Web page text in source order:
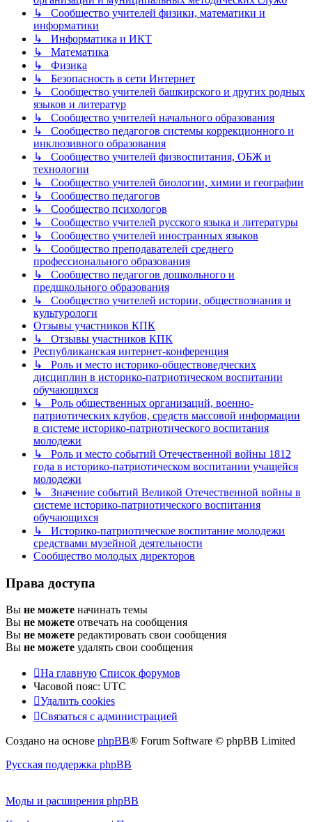
↳ Сообщество учителей физики, математики и
информатики
↳ Информатика и ИКТ
↳ Математика
↳ Физика
↳ Безопасность в сети Интернет
↳ Сообщество учителей башкирского и других родных
языков и литератур
↳ Сообщество учителей начального образования
↳ Сообщество педагогов системы коррекционного и
инклюзивного образования
↳ Сообщество учителей физвоспитания, ОБЖ и
технологии
↳ Сообщество учителей биологии, химии и географии
↳ Сообщество педагогов
↳ Сообщество психологов
↳ Сообщество учителей русского языка и литературы
↳ Сообщество учителей иностранных языков
↳ Сообщество преподавателей среднего
профессионального образования
↳ Сообщество педагогов дошкольного и
предшкольного образования
↳ Сообщество учителей истории, обществознания и
культурологи
Отзывы участников КПК
↳ Отзывы участников КПК
Республиканская интернет-конференция
↳ Роль и место историко-обществоведческих
дисциплин в историко-патриотическом воспитании
обучающихся
↳ Роль общественных организаций, военно-
патриотических клубов, средств массовой информации
в системе историко-патриотического воспитания
молодежи
↳ Роль и место событий Отечественной войны 1812
года в историко-патриотическом воспитании учащейся
молодежи
↳ Значение событий Великой Отечественной войны в
системе историко-патриотического воспитания
обучающихся
↳ Историко-патриотическое воспитание молодежи
средствами музейной деятельности
Сообщество молодых директоров
Права доступа
Вы не можете начинать темы
Вы не можете отвечать на сообщения
Вы не можете редактировать свои сообщения
Вы не можете удалять свои сообщения
На главную Список форумов
Часовой пояс: UTC
Удалить cookies
Связаться с администрацией
Создано на основе phpBB® Forum Software © phpBB Limited
Русская поддержка phpBB
Моды и расширения phpBB